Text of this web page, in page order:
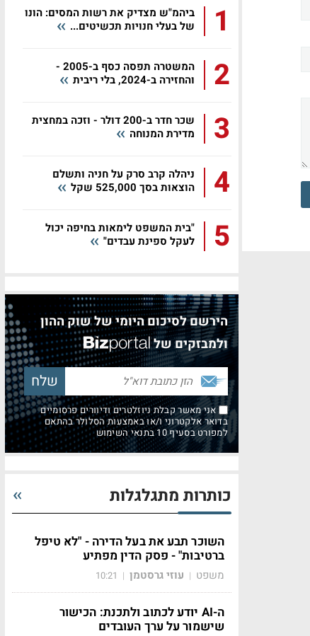
1
ביהמ"ש מצדיק את רשות המסים: הונו
של בעלי חנויות תכשיטים...
2
המשטרה תפסה כסף ב-2005 -
והחזירה ב-2024, בלי ריבית
3
שכר חדר ב-200 דולר - וזכה במחצית
מדירת המנוחה
4
ניהלה קרב סרק על חניה ותשלם
הוצאות בסך 525,000 שקל
5
"בית המשפט לימאות בחיפה יכול
לעקל ספינת עבדים"
הירשם לסיכום היומי של שוק ההון
ולמבזקים של
אני מאשר קבלת ניוזלטרים ודיוורים פרסומיים
בדואר אלקטרוני ו/או באמצעות הסלולר בהתאם
למפורט בסעיף 10 בתנאי השימוש
כותרות מתגלגלות
השוכר תבע את בעל הדירה - "לא טיפל
ברטיבות" - פסק הדין מפתיע
משפט | עוזי גרסטמן |
10:21
ה-AI יודע לכתוב ולתכנת: הכישור
שישמור על ערך העובדים